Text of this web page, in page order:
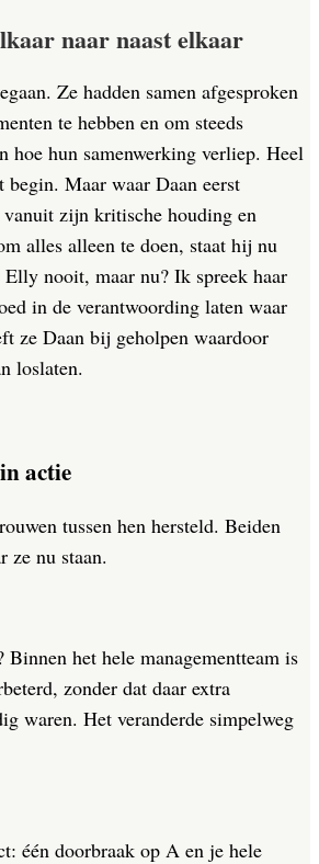
naar naast elkaar
Ze hadden samen afgesproken
te hebben en om steeds
hoe hun samenwerking verliep. Heel
Maar waar Daan eerst
zijn kritische houding en
alles alleen te doen, staat hij nu
Elly nooit, maar nu? Ik spreek haar
in de verantwoording laten waar
ze Daan bij geholpen waardoor
loslaten.
in actie
tussen hen hersteld. Beiden
ze nu staan.
het hele managementteam is
zonder dat daar extra
waren. Het veranderde simpelweg
één doorbraak op A en je hele